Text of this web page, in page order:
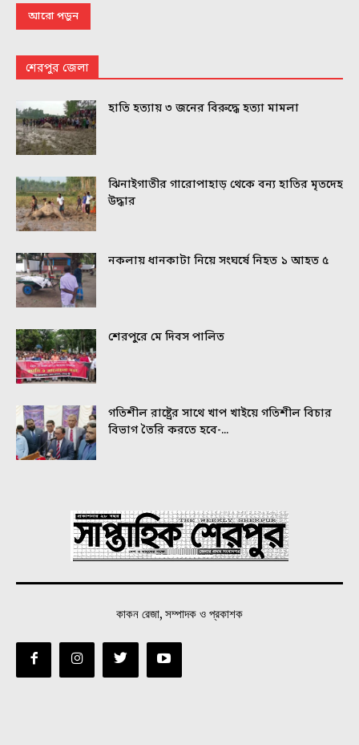
আরো পড়ুন
শেরপুর জেলা
হাতি হত্যায় ৩ জনের বিরুদ্ধে হত্যা মামলা
ঝিনাইগাতীর গারোপাহাড় থেকে বন্য হাতির মৃতদেহ
উদ্ধার
নকলায় ধানকাটা নিয়ে সংঘর্ষে নিহত ১ আহত ৫
শেরপুরে মে দিবস পালিত
গতিশীল রাষ্ট্রের সাথে খাপ খাইয়ে গতিশীল বিচার
বিভাগ তৈরি করতে হবে-...
কাকন রেজা, সম্পাদক ও প্রকাশক